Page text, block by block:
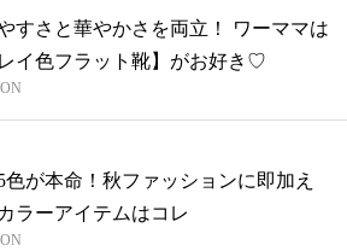
すさと華やかさを両立！ ワーママは
レイ色フラット靴】がお好き♡
色が本命！秋ファッションに即加え
ラーアイテムはコレ